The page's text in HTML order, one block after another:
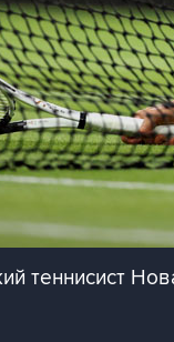
теннисист